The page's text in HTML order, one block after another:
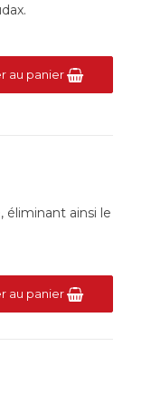
au panier
éliminant ainsi le
au panier